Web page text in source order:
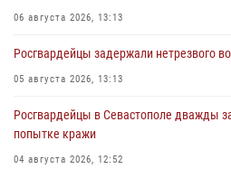
06 августа 2026, 13:13
Росгвардейцы задержали нетрезвого
05 августа 2026, 13:13
Росгвардейцы в Севастополе дважды
попытке кражи
04 августа 2026, 12:52